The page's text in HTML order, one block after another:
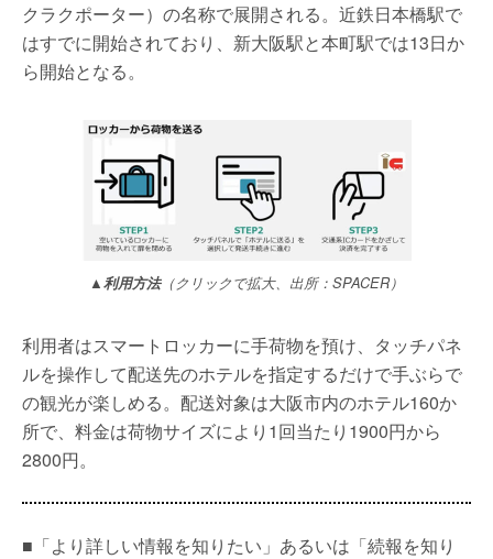
クラクポーター）の名称で展開される。近鉄日本橋駅で
はすでに開始されており、新大阪駅と本町駅では13日か
ら開始となる。
▲利用方法（クリックで拡大、出所：SPACER）
利用者はスマートロッカーに手荷物を預け、タッチパネ
ルを操作して配送先のホテルを指定するだけで手ぶらで
の観光が楽しめる。配送対象は大阪市内のホテル160か
所で、料金は荷物サイズにより1回当たり1900円から
2800円。
■「より詳しい情報を知りたい」あるいは「続報を知り